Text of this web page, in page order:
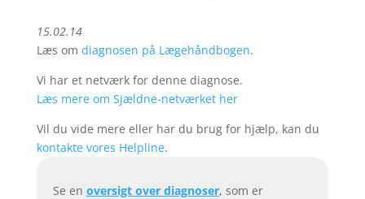
15.02.14
Læs om diagnosen på Lægehåndbogen.
Vi har et netværk for denne diagnose.
Læs mere om Sjældne-netværket her
Vil du vide mere eller har du brug for hjælp, kan du
kontakte vores Helpline.
Se en oversigt over diagnoser, som er